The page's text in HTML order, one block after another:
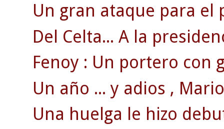
Un gran ataque para el
Del Celta... A la
Fenoy : Un portero con
Un año ... y adios ,
Una huelga le hizo